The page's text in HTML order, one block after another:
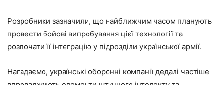
Розробники зазначили, що найближчим часом планують
провести бойові випробування цієї технології та
розпочати її інтеграцію у підрозділи української армії.
Нагадаємо, українські оборонні компанії дедалі частіше